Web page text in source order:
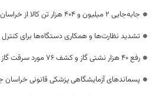
جابه‌جایی 2 میلیون و 404 هزار تن کالا از خراسان جنوبی به سراسر کشور
تشدید نظارت‌ها و همکاری دستگاه‌ها برای
رفع 40 هزار نشتی گاز و کشف 76 مورد سرقت گاز در چهار ماهه نخست سال
پسماندهای آزمایشگاهی پزشکی قانونی